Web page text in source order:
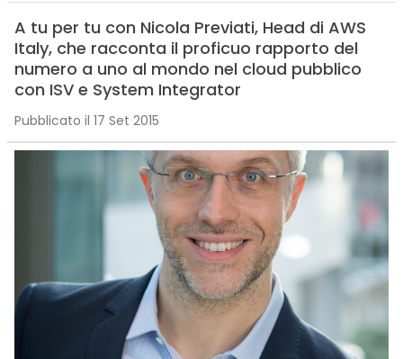
A tu per tu con Nicola Previati, Head di AWS
Italy, che racconta il proficuo rapporto del
numero a uno al mondo nel cloud pubblico
con ISV e System Integrator
Pubblicato il 17 Set 2015